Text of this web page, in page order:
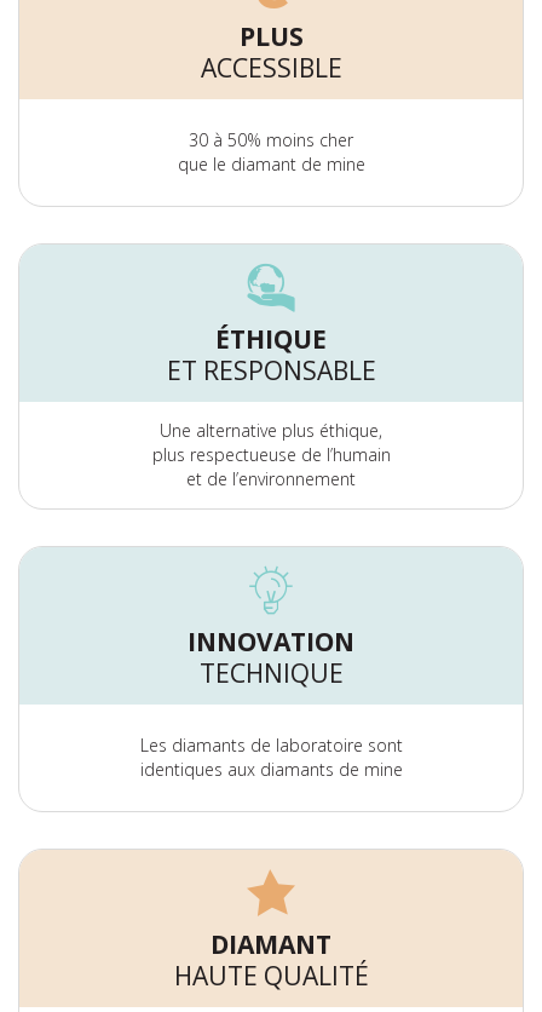
PLUS
ACCESSIBLE
30 à 50% moins cher
que le diamant de mine
ÉTHIQUE
ET RESPONSABLE
Une alternative plus éthique,
plus respectueuse de l’humain
et de l’environnement
INNOVATION
TECHNIQUE
Les diamants de laboratoire sont
identiques aux diamants de mine
DIAMANT
HAUTE QUALITÉ